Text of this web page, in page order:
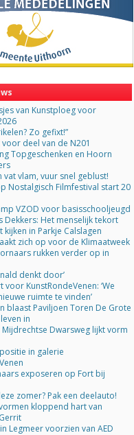
van Kunstploeg voor
Zo gefixt!”
deel van de N201
Topgeschenken en Hoorn
vat vlam, vuur snel geblust!
Nostalgisch Filmfestival start 20
VZOD voor basisschooljeugd
Dekkers: Het menselijk tekort
kijken in Parkje Calslagen
zich op voor de Klimaatweek
rukken verder op in
denkt door’
voor KunstRondeVenen: ‘We
ruimte te vinden’
blaast Paviljoen Toren De Grote
in
Dwarsweg lijkt vorm
in galerie
exposeren op Fort bij
zomer? Pak een deelauto!
kloppend hart van
Legmeer voorzien van AED